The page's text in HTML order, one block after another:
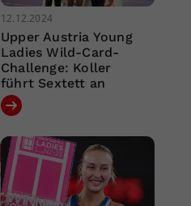
12.12.2024
Upper Austria Young
Ladies Wild-Card-
Challenge: Koller
führt Sextett an